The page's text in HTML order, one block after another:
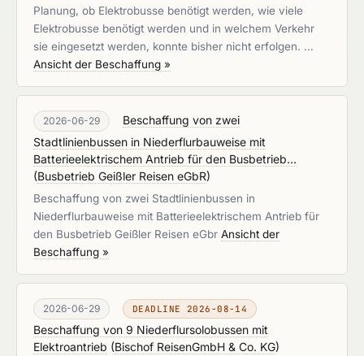
Planung, ob Elektrobusse benötigt werden, wie viele
Elektrobusse benötigt werden und in welchem Verkehr
sie eingesetzt werden, konnte bisher nicht erfolgen. …
Ansicht der Beschaffung »
2026-06-29
Beschaffung von zwei
Stadtlinienbussen in Niederflurbauweise mit
Batterieelektrischem Antrieb für den Busbetrieb...
(Busbetrieb Geißler Reisen eGbR)
Beschaffung von zwei Stadtlinienbussen in
Niederflurbauweise mit Batterieelektrischem Antrieb für
den Busbetrieb Geißler Reisen eGbr Ansicht der
Beschaffung »
2026-06-29 DEADLINE 2026-08-14
Beschaffung von 9 Niederflursolobussen mit
Elektroantrieb (Bischof ReisenGmbH & Co. KG)